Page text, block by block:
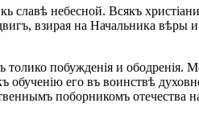
славѣ небесной. Всякъ
взирая на Начальника вѣры
побужденія и
его въ воинствѣ
поборникомъ отечества